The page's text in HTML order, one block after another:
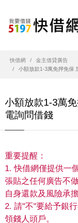
快借網
金主借貸廣告
小額放款1-3萬免押免保
小額放款1-3萬
電詢問借錢
重要提醒：
1. 快借網僅提供一
張貼之任何廣告不
自身還款及風險承
2. 請"不"要給予銀
領錢人頭戶。